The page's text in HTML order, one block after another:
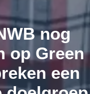
nog
op Green
een